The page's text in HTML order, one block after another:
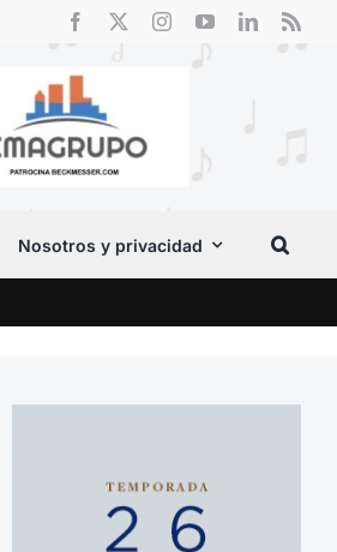
Nosotros y privacidad